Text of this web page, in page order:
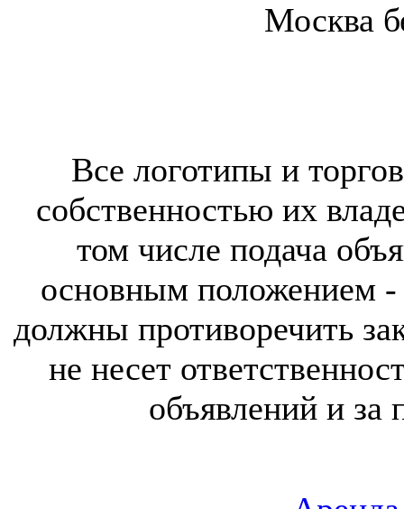
Москва
Все логотипы и
собственностью их
том числе подача
основным положением -
должны противоречить
не несет
объявлений и за